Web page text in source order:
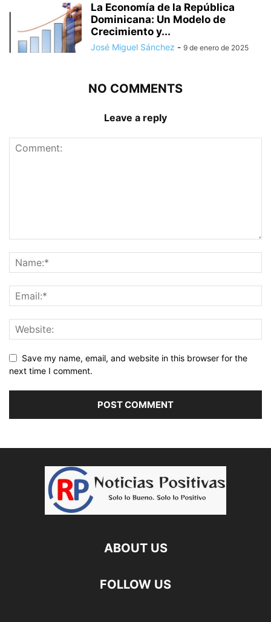
La Economía de la República
Dominicana: Un Modelo de
Crecimiento y...
José Miguel Sánchez - 9 de enero de 2025
NO COMMENTS
Leave a reply
Save my name, email, and website in this browser for the
next time I comment.
ABOUT US
FOLLOW US